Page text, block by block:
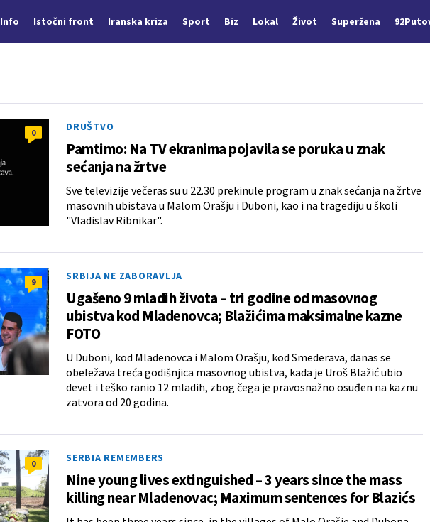
Info Istočni front Iranska kriza Sport Biz Lokal Život Superžena
0 DRUŠTVO
Pamtimo: Na TV ekranima pojavila se poruka u znak
sećanja na žrtve
Sve televizije večeras su u 22.30 prekinule program u znak sećanja na žrtve
masovnih ubistava u Malom Orašju i Duboni, kao i na tragediju u školi
"Vladislav Ribnikar".
9 SRBIJA NE ZABORAVLJA
Ugašeno 9 mladih života – tri godine od masovnog
ubistva kod Mladenovca; Blažićima maksimalne kazne
FOTO
U Duboni, kod Mladenovca i Malom Orašju, kod Smederava, danas se
obeležava treća godišnjica masovnog ubistva, kada je Uroš Blažić ubio
devet i teško ranio 12 mladih, zbog čega je pravosnažno osuđen na kaznu
zatvora od 20 godina.
0 SERBIA REMEMBERS
Nine young lives extinguished – 3 years since the mass
killing near Mladenovac; Maximum sentences for Blazićs